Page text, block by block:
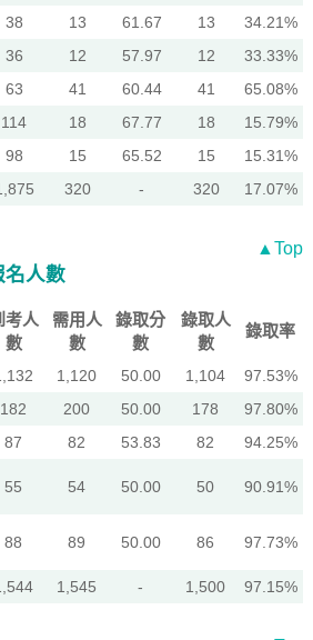
38 13 61.67 13
34.21%
36 12 57.97 12
33.33%
63 41 60.44 41
65.08%
114 18 67.77 18
15.79%
98 15 65.52 15
15.31%
320 - 320 17.07%
▲Top
名人數
考人
數
需用人
數
錄取分
數
錄取人
數
錄取率
1,120 50.00 1,104
97.53%
182 200 50.00 178
97.80%
87 82 53.83 82
94.25%
55 54 50.00 50 90.91%
88 89 50.00 86 97.73%
1,545 - 1,500 97.15%